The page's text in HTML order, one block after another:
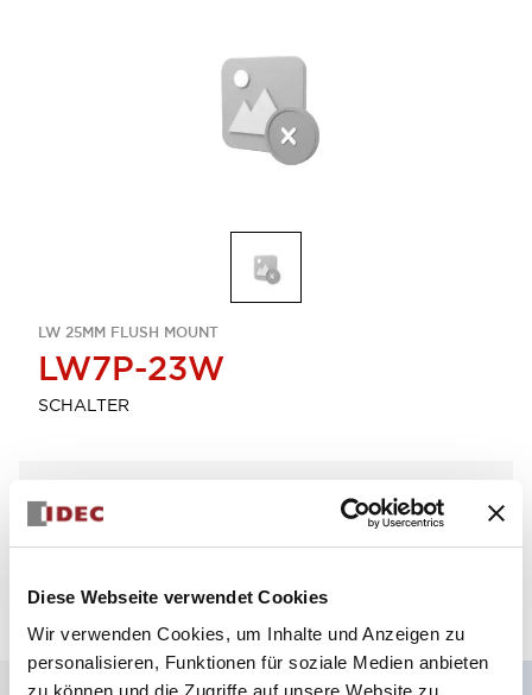
Diese Webseite verwendet Cookies
Wir verwenden Cookies, um Inhalte und Anzeigen zu
personalisieren, Funktionen für soziale Medien anbieten
zu können und die Zugriffe auf unsere Website zu
LW 25MM FLUSH MOUNT
LW7P-23W
SCHALTER